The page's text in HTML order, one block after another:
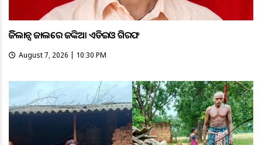
ଭିଜିଲାନ୍ସ ଜାଲରେ ଜଙ୍କିଆ ଏଡିଇଓ ଗିରଫ
August 7, 2026 | 10:30 PM